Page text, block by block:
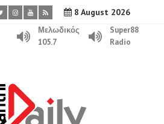
8 August 2026
Μελωδικός
105.7
Super88
Radio